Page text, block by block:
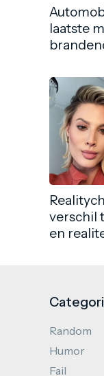
laatste
verschil
en
Random
Humor
Fail